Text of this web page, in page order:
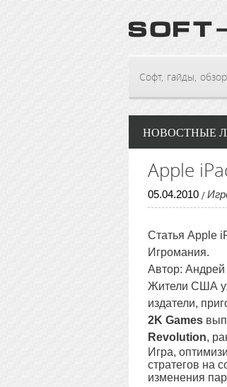
Софт, гайды,
НОВОСТНЫЕ
Apple
05.04.2010 /
Статья Apple
Игромания.
Автор:
Жители США
издатели,
2K Games
Revolution,
Игра,
стратегов на
изменения